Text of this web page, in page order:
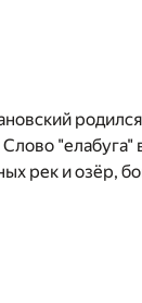
"елабуга"
рек и озёр,
детстве